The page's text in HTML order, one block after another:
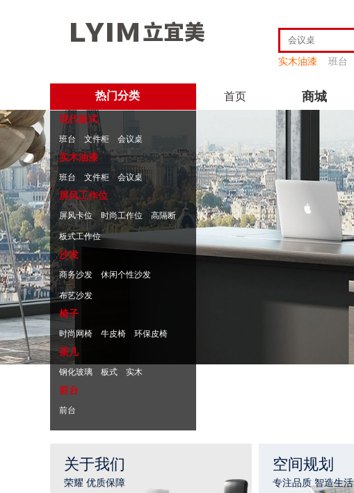
实木油漆 班台
首页 商城
热门分类
现代板式
班台 文件柜 会议桌
实木油漆
班台 文件柜 会议桌
屏风工作位
屏风卡位 时尚工作位 高隔断
板式工作位
沙发
商务沙发 休闲个性沙发
布艺沙发
椅子
时尚网椅 牛皮椅 环保皮椅
茶几
钢化玻璃 板式 实木
前台
前台
关于我们
荣耀 优质保障
空间规划
专注品质 智造生活